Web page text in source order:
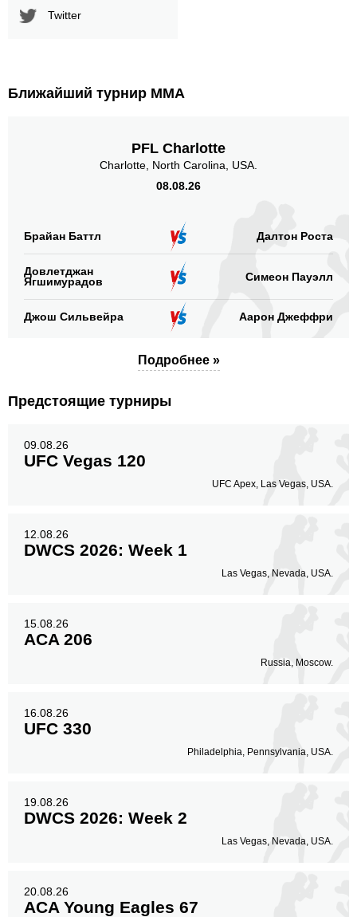
Twitter
Ближайший турнир ММА
PFL Charlotte
Charlotte, North Carolina, USA.
08.08.26
Брайан Баттл Далтон Роста
Довлетджан
Ягшимурадов
Симеон Пауэлл
Джош Сильвейра Аарон Джеффри
Подробнее »
Предстоящие турниры
09.08.26
UFC Vegas 120
UFC Apex, Las Vegas, USA.
12.08.26
DWCS 2026: Week 1
Las Vegas, Nevada, USA.
15.08.26
ACA 206
Russia, Moscow.
16.08.26
UFC 330
Philadelphia, Pennsylvania, USA.
19.08.26
DWCS 2026: Week 2
Las Vegas, Nevada, USA.
20.08.26
ACA Young Eagles 67